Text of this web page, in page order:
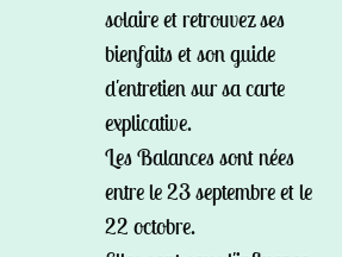
solaire et retrouvez ses
bienfaits et son guide
d'entretien sur sa carte
explicative.
Les Balances sont nées
entre le 23 septembre et le
22 octobre.